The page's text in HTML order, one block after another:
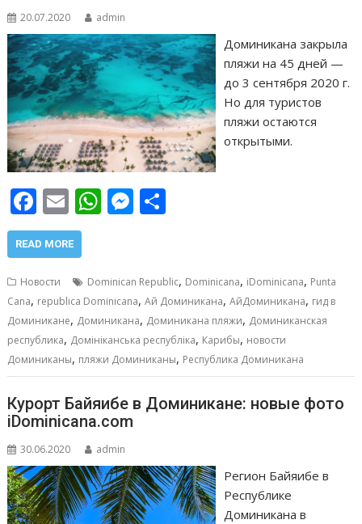
20.07.2020 admin
Доминикана закрыла
пляжи на 45 дней —
до 3 сентября 2020 г.
Но для туристов
пляжи остаются
открытыми.
F
ac
e
b
o
o
k
E
m
ai
l
W
s
A
p
p
M
e
n
g
er
р
а
в
и
т
ь
READ MORE
Новости Dominican Republic, Dominicana, iDominicana, Punta
Cana, republica Dominicana,Ай Доминикана,АйДоминикана, гид в
Доминикане, Доминикана, Доминикана пляжи, Доминиканская
республика, Домініканська республіка, Карибы, новости
Доминиканы, пляжи Доминиканы, Республика Доминикана
Курорт Байяибе в Доминикане: новые фото
iDominicana.com
30.06.2020 admin
Регион Байяибе в
Республике
Доминикана в